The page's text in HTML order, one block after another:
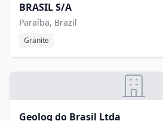
BRASIL S/A
Paraíba, Brazil
Granite
Geolog do Brasil Ltda